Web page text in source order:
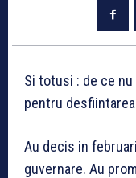
Si totusi : de ce
pentru desfiintarea
Au decis in
guvernare. Au